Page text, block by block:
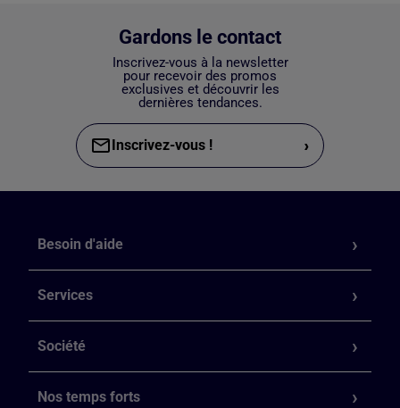
Gardons le contact
Inscrivez-vous à la newsletter
pour recevoir des promos
exclusives et découvrir les
dernières tendances.
Inscrivez-vous ! ›
Besoin d'aide
Services
Société
Nos temps forts